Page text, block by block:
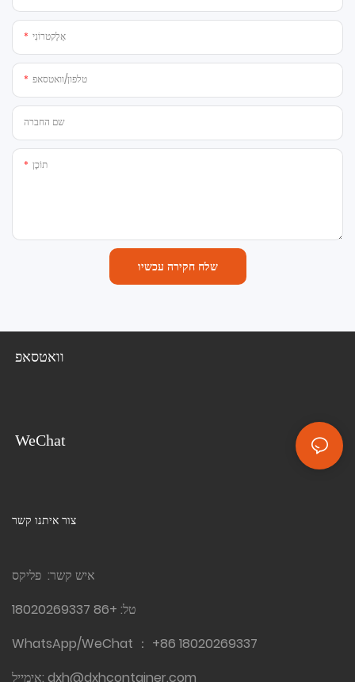
אֶלֶקטרוֹנִי
טלפון/וואטסאפ
שם החברה
תוֹכֶן
שלח חקירה עכשיו
וואטסאפ
WeChat
צור איתנו קשר
איש קשר: פליקס
טל: +86 18020269337
WhatsApp/WeChat ： +86 18020269337
אימייל: dxh@dxhcontainer.com